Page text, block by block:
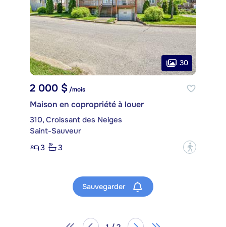
30
2 000 $/mois
Maison en copropriété à louer
310, Croissant des Neiges
Saint-Sauveur
3
3 ?
Sauvegarder